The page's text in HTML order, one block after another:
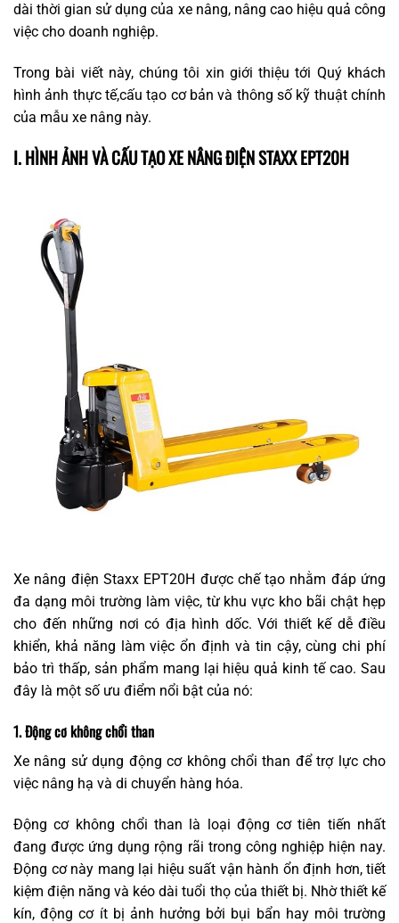
dài thời gian sử dụng của xe nâng, nâng cao hiệu quả công
việc cho doanh nghiệp.
Trong bài viết này, chúng tôi xin giới thiệu tới Quý khách
hình ảnh thực tế,cấu tạo cơ bản và thông số kỹ thuật chính
của mẫu xe nâng này.
I. HÌNH ẢNH VÀ CẤU TẠO XE NÂNG ĐIỆN STAXX EPT20H
Xe nâng điện Staxx EPT20H được chế tạo nhằm đáp ứng
đa dạng môi trường làm việc, từ khu vực kho bãi chật hẹp
cho đến những nơi có địa hình dốc. Với thiết kế dễ điều
khiển, khả năng làm việc ổn định và tin cậy, cùng chi phí
bảo trì thấp, sản phẩm mang lại hiệu quả kinh tế cao. Sau
đây là một số ưu điểm nổi bật của nó:
1. Động cơ không chổi than
Xe nâng sử dụng động cơ không chổi than để trợ lực cho
việc nâng hạ và di chuyển hàng hóa.
Động cơ không chổi than là loại động cơ tiên tiến nhất
đang được ứng dụng rộng rãi trong công nghiệp hiện nay.
Động cơ này mang lại hiệu suất vận hành ổn định hơn, tiết
kiệm điện năng và kéo dài tuổi thọ của thiết bị. Nhờ thiết kế
kín, động cơ ít bị ảnh hưởng bởi bụi bẩn hay môi trường